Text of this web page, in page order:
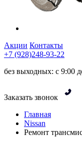
Акции Контакты
+7 (928)248-93-22
без выходных: с 9:00
Заказать звонок
Главная
Nissan
Ремонт